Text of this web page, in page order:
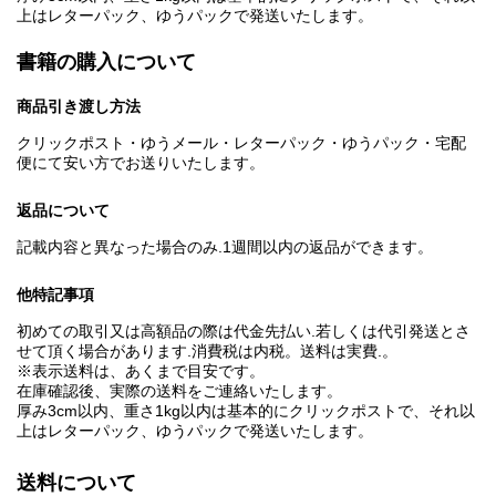
上はレターパック、ゆうパックで発送いたします。
書籍の購入について
商品引き渡し方法
クリックポスト・ゆうメール・レターパック・ゆうパック・宅配
便にて安い方でお送りいたします。
返品について
記載内容と異なった場合のみ.1週間以内の返品ができます。
他特記事項
初めての取引又は高額品の際は代金先払い.若しくは代引発送とさ
せて頂く場合があります.消費税は内税。送料は実費.。
※表示送料は、あくまで目安です。
在庫確認後、実際の送料をご連絡いたします。
厚み3cm以内、重さ1kg以内は基本的にクリックポストで、それ以
上はレターパック、ゆうパックで発送いたします。
送料について